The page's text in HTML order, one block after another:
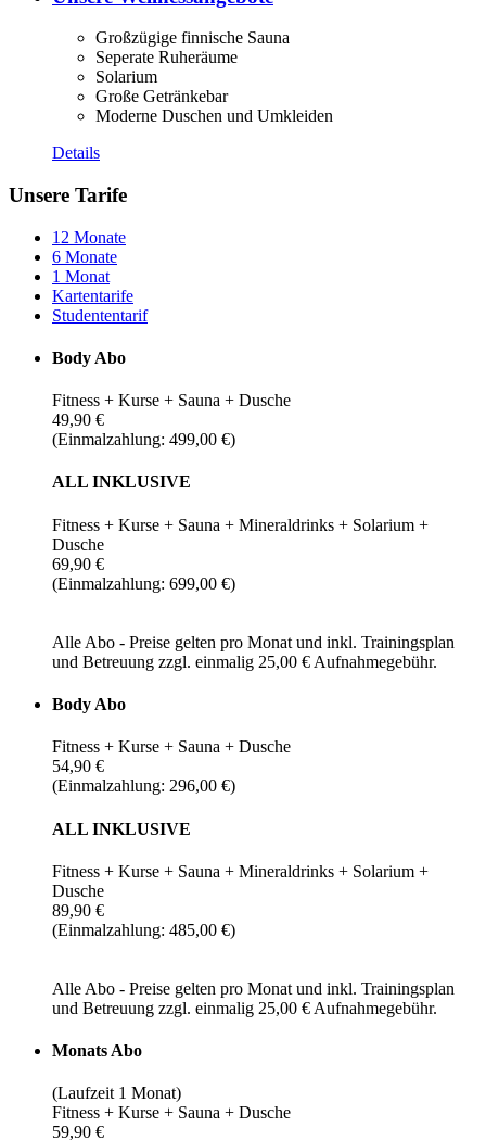
Großzügige finnische Sauna
Seperate Ruheräume
Solarium
Große Getränkebar
Moderne Duschen und Umkleiden
Details
Unsere Tarife
12 Monate
6 Monate
1 Monat
Kartentarife
Studententarif
Body Abo
Fitness + Kurse + Sauna + Dusche
49,90 €
(Einmalzahlung: 499,00 €)
ALL INKLUSIVE
Fitness + Kurse + Sauna + Mineraldrinks + Solarium +
Dusche
69,90 €
(Einmalzahlung: 699,00 €)
Alle Abo - Preise gelten pro Monat und inkl. Trainingsplan
und Betreuung zzgl. einmalig 25,00 € Aufnahmegebühr.
Body Abo
Fitness + Kurse + Sauna + Dusche
54,90 €
(Einmalzahlung: 296,00 €)
ALL INKLUSIVE
Fitness + Kurse + Sauna + Mineraldrinks + Solarium +
Dusche
89,90 €
(Einmalzahlung: 485,00 €)
Alle Abo - Preise gelten pro Monat und inkl. Trainingsplan
und Betreuung zzgl. einmalig 25,00 € Aufnahmegebühr.
Monats Abo
(Laufzeit 1 Monat)
Fitness + Kurse + Sauna + Dusche
59,90 €